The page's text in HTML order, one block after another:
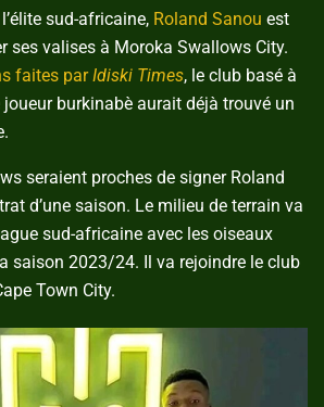
sud-africaine, Roland Sanou est
ses valises à Moroka Swallows City.
faites parIdiski Times, le club basé à
burkinabè aurait déjà trouvé un
seraient proches de signer Roland
d’une saison. Le milieu de terrain va
sud-africaine avec les oiseaux
saison 2023/24. Il va rejoindre le club
Town City.